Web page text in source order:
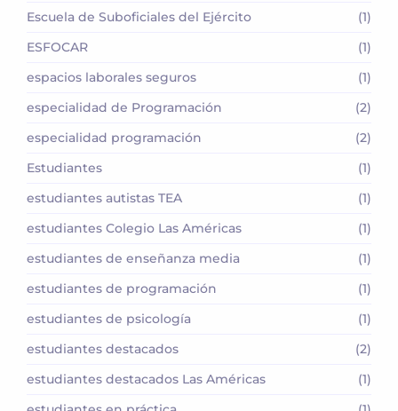
Escuela de Suboficiales del Ejército
(1)
ESFOCAR
(1)
espacios laborales seguros
(1)
especialidad de Programación
(2)
especialidad programación
(2)
Estudiantes
(1)
estudiantes autistas TEA
(1)
estudiantes Colegio Las Américas
(1)
estudiantes de enseñanza media
(1)
estudiantes de programación
(1)
estudiantes de psicología
(1)
estudiantes destacados
(2)
estudiantes destacados Las Américas
(1)